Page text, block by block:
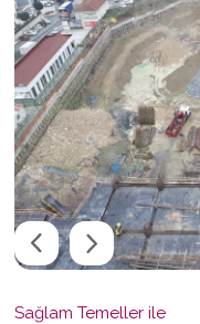
Sağlam Temeller ile